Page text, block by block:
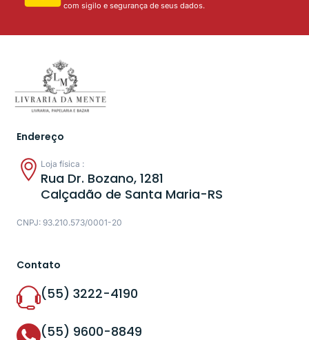
com sigilo e segurança de seus dados.
Endereço
Loja física :
Rua Dr. Bozano, 1281
Calçadão de Santa Maria-RS
CNPJ: 93.210.573/0001-20
Contato
(55) 3222-4190
(55) 9600-8849